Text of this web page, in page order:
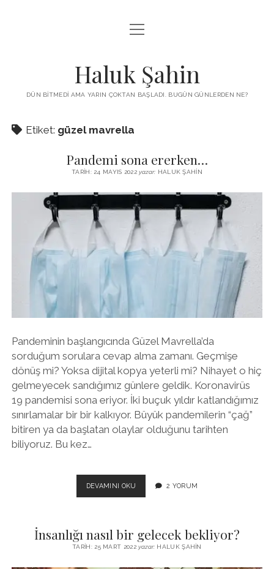
KUTUP YILDIZI
MENDIREK YAZILARI
ADA
İYI YAŞAM VE MUTLULUK ÜZERINE
BIZ KIMIZ?
MED 532 SPRING ‘25
YAZMADAN EDEMEDIM
menüyü
aç
Haluk Şahin
DÜN BITMEDI AMA YARIN ÇOKTAN BAŞLADI. BUGÜN GÜNLERDEN NE?
Etiket: güzel mavrella
Pandemi sona ererken…
TARIH: 24 MAYIS 2022yazar: HALUK ŞAHIN
Pandeminin başlangıcında Güzel Mavrella’da
sorduğum sorulara cevap alma zamanı. Geçmişe
dönüş mi? Yoksa dijital kopya yeterli mi? Nihayet o hiç
gelmeyecek sandığımız günlere geldik. Koronavirüs
19 pandemisi sona eriyor. İki buçuk yıldır katlandığımız
sınırlamalar bir bir kalkıyor. Büyük pandemilerin “çağ”
bitiren ya da başlatan olaylar olduğunu tarihten
biliyoruz. Bu kez…
DEVAMINI OKU PANDEMI
SONA
2 YORUM
İnsanlığı nasıl bir gelecek bekliyor?
TARIH: 25 MART 2022yazar: HALUK ŞAHIN